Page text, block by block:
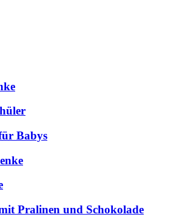
Babys
Pralinen und Schokolade